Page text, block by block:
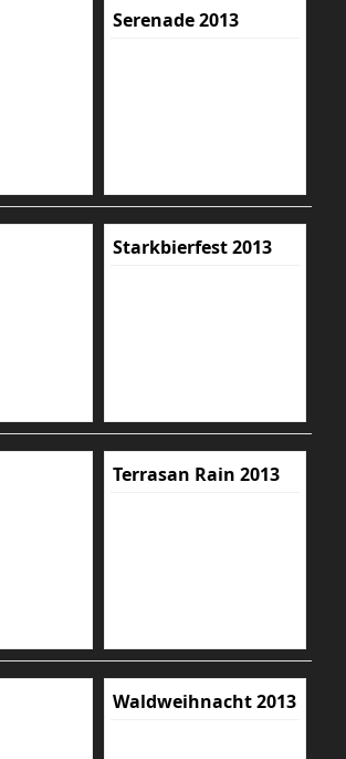
Serenade 2013
Starkbierfest 2013
Terrasan Rain 2013
Waldweihnacht 2013